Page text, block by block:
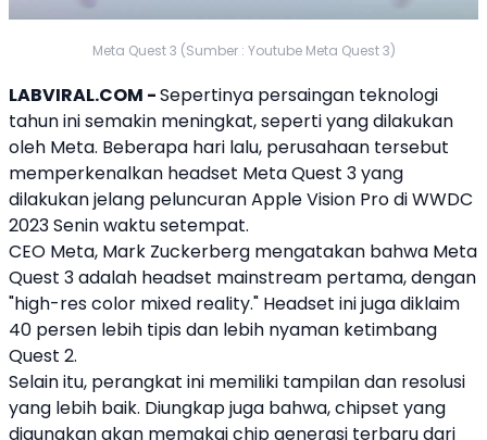
Meta Quest 3 (Sumber : Youtube Meta Quest 3)
LABVIRAL.COM -Sepertinya persaingan teknologi
tahun ini semakin meningkat, seperti yang dilakukan
oleh Meta. Beberapa hari lalu, perusahaan tersebut
memperkenalkan headset Meta Quest 3yang
dilakukan jelang peluncuranAppleVision Pro di WWDC
2023 Senin waktu setempat.
CEO Meta, Mark Zuckerberg mengatakan bahwa Meta
Quest 3adalah headset mainstream pertama, dengan
"high-res color mixed reality." Headset ini juga diklaim
40 persen lebih tipis dan lebih nyaman ketimbang
Quest 2.
Selain itu, perangkat ini memiliki tampilan dan resolusi
yang lebih baik. Diungkap juga bahwa, chipset yang
digunakan akan memakai chip generasi terbaru dari